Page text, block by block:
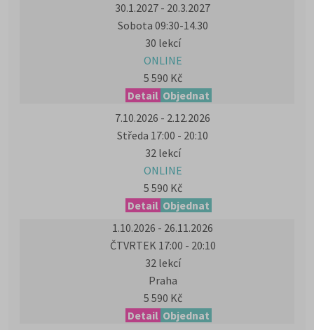
30.1.2027 - 20.3.2027
Sobota 09:30-14.30
30 lekcí
ONLINE
5 590 Kč
Detail Objednat
7.10.2026 - 2.12.2026
Středa 17:00 - 20:10
32 lekcí
ONLINE
5 590 Kč
Detail Objednat
1.10.2026 - 26.11.2026
ČTVRTEK 17:00 - 20:10
32 lekcí
Praha
5 590 Kč
Detail Objednat